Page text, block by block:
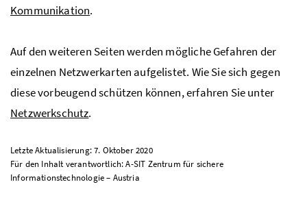
Kommunikation.
Auf den weiteren Seiten werden mögliche Gefahren der
einzelnen Netzwerkarten aufgelistet. Wie Sie sich gegen
diese vorbeugend schützen können, erfahren Sie unter
Netzwerkschutz.
Letzte Aktualisierung: 7. Oktober 2020
Für den Inhalt verantwortlich: A-SIT Zentrum für sichere
Informationstechnologie – Austria